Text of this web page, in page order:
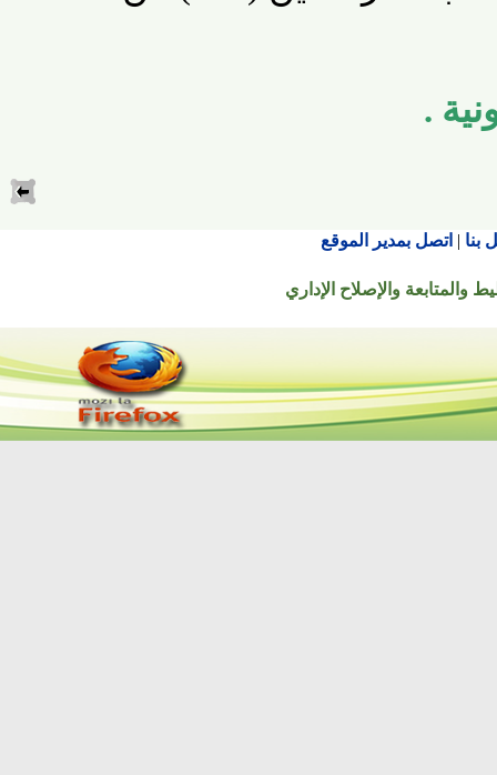
.
| اتصل بمدير الموقع
والإصلاح الإداري